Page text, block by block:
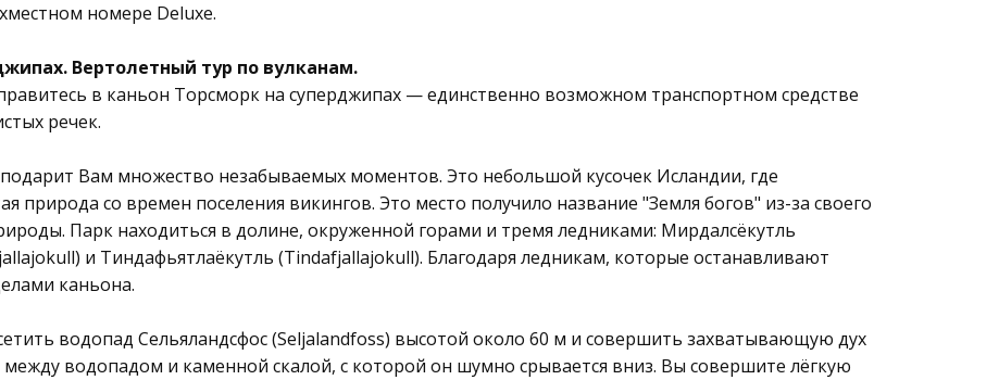
номере Deluxe.
Вертолетный тур по вулканам.
в каньон Торсморк на суперджипах — единственно возможном транспортном средстве
речек.
Вам множество незабываемых моментов. Это небольшой кусочек Исландии, где
природа со времен поселения викингов. Это место получило название "Земля богов" из-за своего
Парк находиться в долине, окруженной горами и тремя ледниками: Мирдалсёкутль
и Тиндафьятлаёкутль (Tindafjallajokull). Благодаря ледникам, которые останавливают
каньона.
водопад Сельяландсфос (Seljalandfoss) высотой около 60 м и совершить захватывающую дух
водопадом и каменной скалой, с которой он шумно срывается вниз. Вы совершите лёгкую